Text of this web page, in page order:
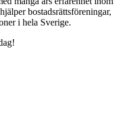
bostadsrättsföreningar,
i hela Sverige.